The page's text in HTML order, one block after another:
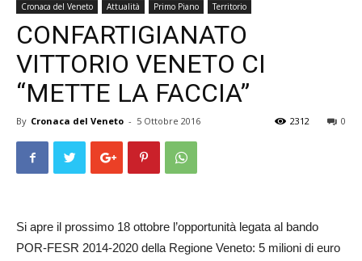
Veneto
Cronaca del Veneto Attualità Primo Piano Territorio
CONFARTIGIANATO
VITTORIO VENETO CI
“METTE LA FACCIA”
By Cronaca del Veneto - 5 Ottobre 2016 0
2312
Si apre il prossimo 18 ottobre l’opportunità legata al bando
POR-FESR 2014-2020 della Regione Veneto: 5 milioni di euro